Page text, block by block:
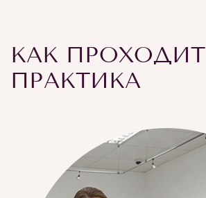
КАК ПРОХОДИТ
ПРАКТИКА